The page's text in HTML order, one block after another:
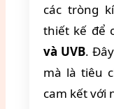
các tròng
thiết kế để
và UVB.
mà là tiêu
cam kết với